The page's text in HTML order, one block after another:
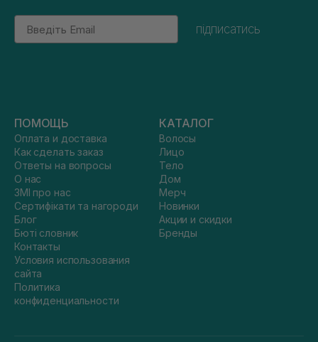
Email
підписатись
ПОМОЩЬ
Оплата и доставка
Как сделать заказ
Ответы на вопросы
О нас
ЗМІ про нас
Сертифікати та нагороди
Блог
Бюті словник
Контакты
Условия использования
сайта
Политика
конфиденциальности
КАТАЛОГ
Волосы
Лицо
Тело
Дом
Мерч
Новинки
Акции и скидки
Бренды